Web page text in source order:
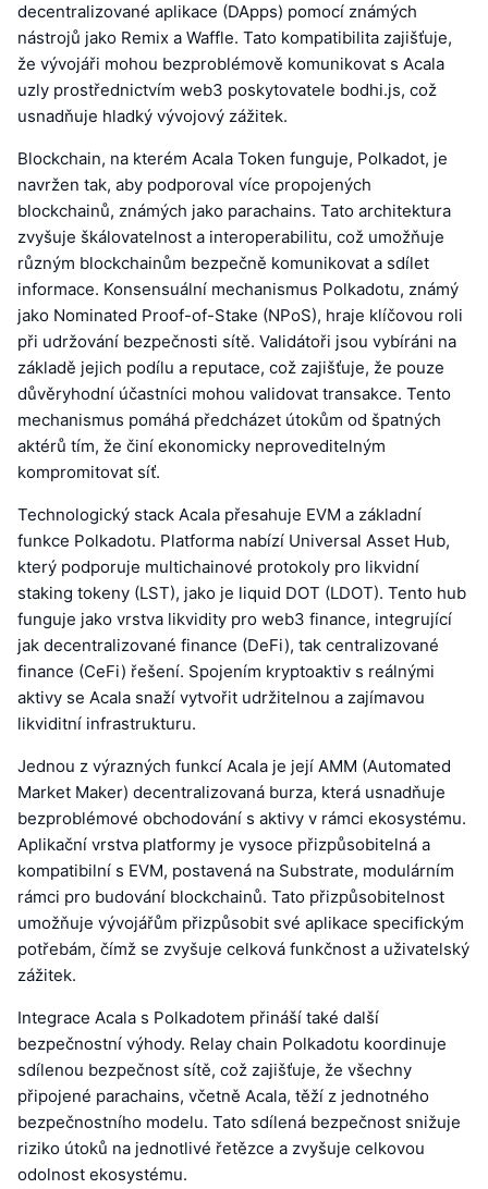
decentralizované aplikace (DApps) pomocí známých
nástrojů jako Remix a Waffle. Tato kompatibilita zajišťuje,
že vývojáři mohou bezproblémově komunikovat s Acala
uzly prostřednictvím web3 poskytovatele bodhi.js, což
usnadňuje hladký vývojový zážitek.
Blockchain, na kterém Acala Token funguje, Polkadot, je
navržen tak, aby podporoval více propojených
blockchainů, známých jako parachains. Tato architektura
zvyšuje škálovatelnost a interoperabilitu, což umožňuje
různým blockchainům bezpečně komunikovat a sdílet
informace. Konsensuální mechanismus Polkadotu, známý
jako Nominated Proof-of-Stake (NPoS), hraje klíčovou roli
při udržování bezpečnosti sítě. Validátoři jsou vybíráni na
základě jejich podílu a reputace, což zajišťuje, že pouze
důvěryhodní účastníci mohou validovat transakce. Tento
mechanismus pomáhá předcházet útokům od špatných
aktérů tím, že činí ekonomicky neproveditelným
kompromitovat síť.
Technologický stack Acala přesahuje EVM a základní
funkce Polkadotu. Platforma nabízí Universal Asset Hub,
který podporuje multichainové protokoly pro likvidní
staking tokeny (LST), jako je liquid DOT (LDOT). Tento hub
funguje jako vrstva likvidity pro web3 finance, integrující
jak decentralizované finance (DeFi), tak centralizované
finance (CeFi) řešení. Spojením kryptoaktiv s reálnými
aktivy se Acala snaží vytvořit udržitelnou a zajímavou
likviditní infrastrukturu.
Jednou z výrazných funkcí Acala je její AMM (Automated
Market Maker) decentralizovaná burza, která usnadňuje
bezproblémové obchodování s aktivy v rámci ekosystému.
Aplikační vrstva platformy je vysoce přizpůsobitelná a
kompatibilní s EVM, postavená na Substrate, modulárním
rámci pro budování blockchainů. Tato přizpůsobitelnost
umožňuje vývojářům přizpůsobit své aplikace specifickým
potřebám, čímž se zvyšuje celková funkčnost a uživatelský
zážitek.
Integrace Acala s Polkadotem přináší také další
bezpečnostní výhody. Relay chain Polkadotu koordinuje
sdílenou bezpečnost sítě, což zajišťuje, že všechny
připojené parachains, včetně Acala, těží z jednotného
bezpečnostního modelu. Tato sdílená bezpečnost snižuje
riziko útoků na jednotlivé řetězce a zvyšuje celkovou
odolnost ekosystému.